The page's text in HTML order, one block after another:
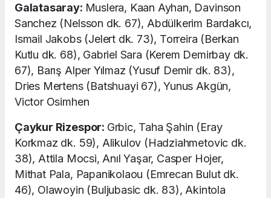
Galatasaray: Muslera, Kaan Ayhan, Davinson
Sanchez (Nelsson dk. 67), Abdülkerim Bardakcı,
Ismail Jakobs (Jelert dk. 73), Torreira (Berkan
Kutlu dk. 68), Gabriel Sara (Kerem Demirbay dk.
67), Barış Alper Yılmaz (Yusuf Demir dk. 83),
Dries Mertens (Batshuayi 67), Yunus Akgün,
Victor Osimhen
Çaykur Rizespor: Grbic, Taha Şahin (Eray
Korkmaz dk. 59), Alikulov (Hadziahmetovic dk.
38), Attila Mocsi, Anıl Yaşar, Casper Hojer,
Mithat Pala, Papanikolaou (Emrecan Bulut dk.
46), Olawoyin (Buljubasic dk. 83), Akintola